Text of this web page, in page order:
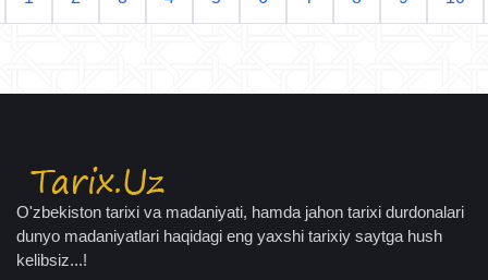
O'zbekiston tarixi va madaniyati, hamda jahon tarixi durdonalari
dunyo madaniyatlari haqidagi eng yaxshi tarixiy saytga hush
kelibsiz...!